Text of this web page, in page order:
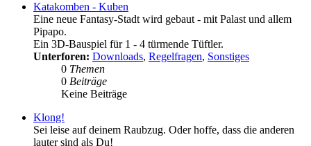
Katakomben - Kuben
Eine neue Fantasy-Stadt wird gebaut - mit Palast und allem
Pipapo.
Ein 3D-Bauspiel für 1 - 4 türmende Tüftler.
Unterforen: Downloads, Regelfragen, Sonstiges
0 Themen
0 Beiträge
Keine Beiträge
Klong!
Sei leise auf deinem Raubzug. Oder hoffe, dass die anderen
lauter sind als Du!